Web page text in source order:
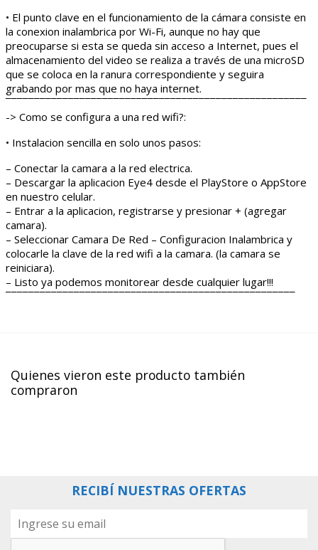
• El punto clave en el funcionamiento de la cámara consiste en
la conexion inalambrica por Wi-Fi, aunque no hay que
preocuparse si esta se queda sin acceso a Internet, pues el
almacenamiento del video se realiza a través de una microSD
que se coloca en la ranura correspondiente y seguira
grabando por mas que no haya internet.
¯¯¯¯¯¯¯¯¯¯¯¯¯¯¯¯¯¯¯¯¯¯¯¯¯¯¯¯¯¯¯¯¯¯¯¯¯¯¯¯¯¯¯¯¯¯¯¯¯¯¯¯¯
-> Como se configura a una red wifi?:
• Instalacion sencilla en solo unos pasos:
– Conectar la camara a la red electrica.
– Descargar la aplicacion Eye4 desde el PlayStore o AppStore
en nuestro celular.
– Entrar a la aplicacion, registrarse y presionar + (agregar
camara).
– Seleccionar Camara De Red – Configuracion Inalambrica y
colocarle la clave de la red wifi a la camara. (la camara se
reiniciara).
– Listo ya podemos monitorear desde cualquier lugar!!!
¯¯¯¯¯¯¯¯¯¯¯¯¯¯¯¯¯¯¯¯¯¯¯¯¯¯¯¯¯¯¯¯¯¯¯¯¯¯¯¯¯¯¯¯¯¯¯¯¯¯¯
Quienes vieron este producto también
compraron
RECIBÍ NUESTRAS OFERTAS